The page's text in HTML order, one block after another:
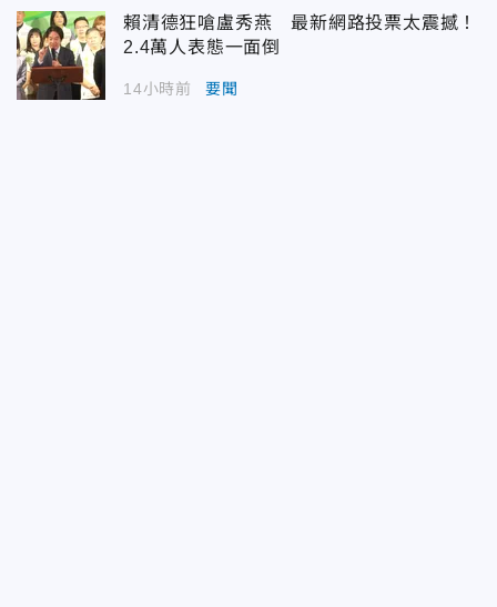
賴清德狂嗆盧秀燕 最新網路投票太震撼！
2.4萬人表態一面倒
14小時前 要聞